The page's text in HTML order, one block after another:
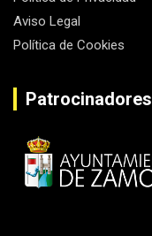
Aviso Legal
Política de Cookies
Patrocinadores